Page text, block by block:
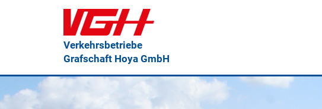
Verkehrsbetriebe
Grafschaft Hoya GmbH